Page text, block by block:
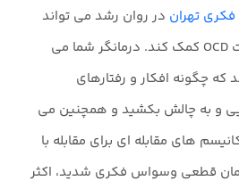
تهران در روان رشد می تواند
به شما در درک و مدیریت OCD کمک کند. درمانگر شما می
چگونه افکار و رفتارهای
و به چالش بکشید و همچنین می
های مقابله ای برای مقابله با
قطعی وسواس فکری شدید، اکثر